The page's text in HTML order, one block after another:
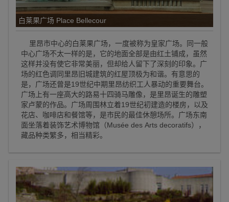
白莱果广场 Place Bellecour
里昂市中心的白莱果广场，一度被称为皇家广场。同一般
中心广场不太一样的是，它的地面全部是由红土铺成，虽然
这样并没有使它非常美丽，但却给人留下了深刻的印象。广
场的红色调同里昂旧城建筑的红屋顶极为和谐。有意思的
是，广场还曾是19世纪中期里昂纺织工人暴动的重要舞台。
广场上有一座高大的路易十四骑马雕像，是里昂诞生的雕塑
家卢蒙的作品。广场周围林立着19世纪初建造的楼房，以及
花店、咖啡店和餐馆等，是市民的最佳休憩场所。广场东南
面坐落着装饰艺术博物馆（Musée des Arts decoratifs），
藏品种类繁多，相当精彩。